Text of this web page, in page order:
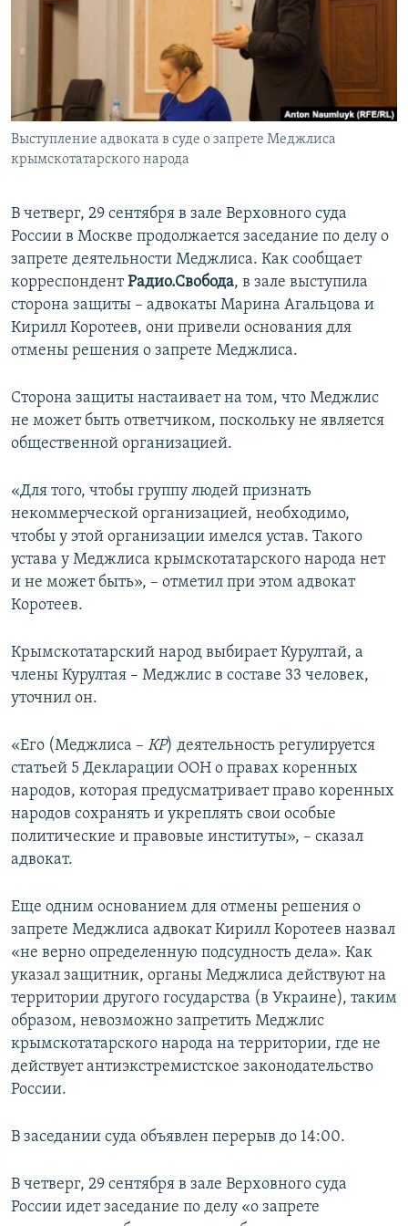
ПОБЕДИТЕЛЕЙ НЕ СУДЯТ?
УКРАИНСКАЯ ПРОБЛЕМА КРЫМА
ПРИСОЕДИНЯЙТЕСЬ!
Все сайты RFE/RL
Выступление адвоката в суде о запрете Меджлиса
крымскотатарского народа
В четверг, 29 сентября в зале Верховного суда
России в Москве продолжается заседание по делу о
запрете деятельности Меджлиса. Как сообщает
корреспондентРадио.Свобода, в зале выступила
сторона защиты – адвокаты Марина Агальцова и
Кирилл Коротеев, они привели основания для
отмены решения о запрете Меджлиса.
Сторона защиты настаивает на том, что Меджлис
не может быть ответчиком, поскольку не является
общественной организацией.
«Для того, чтобы группу людей признать
некоммерческой организацией, необходимо,
чтобы у этой организации имелся устав. Такого
устава у Меджлиса крымскотатарского народа нет
и не может быть», – отметил при этом адвокат
Коротеев.
Крымскотатарский народ выбирает Курултай, а
члены Курултая – Меджлис в составе 33 человек,
уточнил он.
«Его (Меджлиса – КР) деятельность регулируется
статьей 5 Декларации ООН о правах коренных
народов, которая предусматривает право коренных
народов сохранять и укреплять свои особые
политические и правовые институты», – сказал
адвокат.
Еще одним основанием для отмены решения о
запрете Меджлиса адвокат Кирилл Коротеев назвал
«не верно определенную подсудность дела». Как
указал защитник, органы Меджлиса действуют на
территории другого государства (в Украине), таким
образом, невозможно запретить Меджлис
крымскотатарского народа на территории, где не
действует антиэкстремистское законодательство
России.
В заседании суда объявлен перерыв до 14:00.
В четверг, 29 сентября в зале Верховного суда
России идет заседание по делу «о запрете